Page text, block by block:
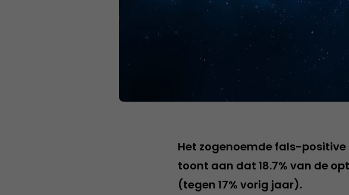
Het zogenoemde fals-
toont aan dat 18.7% van de
(tegen 17% vorig jaar).